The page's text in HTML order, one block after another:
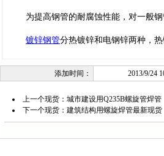
为提高钢管的耐腐蚀性能，对一般钢
镀锌钢管分热镀锌和电钢锌两种，
添加时间： 2013/9/24
上一个现货： 城市建设用Q235B螺旋管焊管
下一个现货： 建筑结构用螺旋焊管最新现货